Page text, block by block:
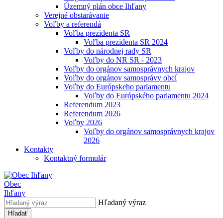
Územný plán obce Ihľany
Verejné obstarávanie
Voľby a referendá
Voľba prezidenta SR
Voľba prezidenta SR 2024
Voľby do národnej rady SR
Voľby do NR SR - 2023
Voľby do orgánov samosprávnych krajov
Voľby do orgánov samosprávy obcí
Voľby do Európskeho parlamentu
Voľby do Európského parlamentu 2024
Referendum 2023
Referendum 2026
Voľby 2026
Voľby do orgánov samosprávnych krajov
2026
Kontakty
Kontaktný formulár
Obec
Ihľany
Hľadaný výraz
Hľadať